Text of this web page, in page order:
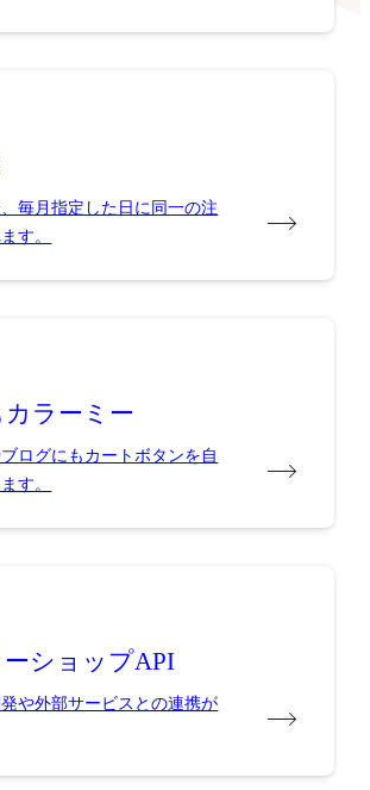
毎月指定した日に同一の注
す。
ラーミー
ログにもカートボタンを自
す。
ショップAPI
や外部サービスとの連携が